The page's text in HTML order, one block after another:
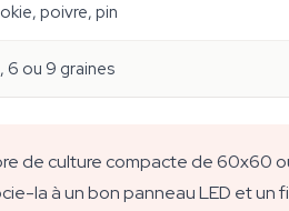
poivre, pin
6 ou 9 graines
de culture compacte de
la à un bon panneau LED et